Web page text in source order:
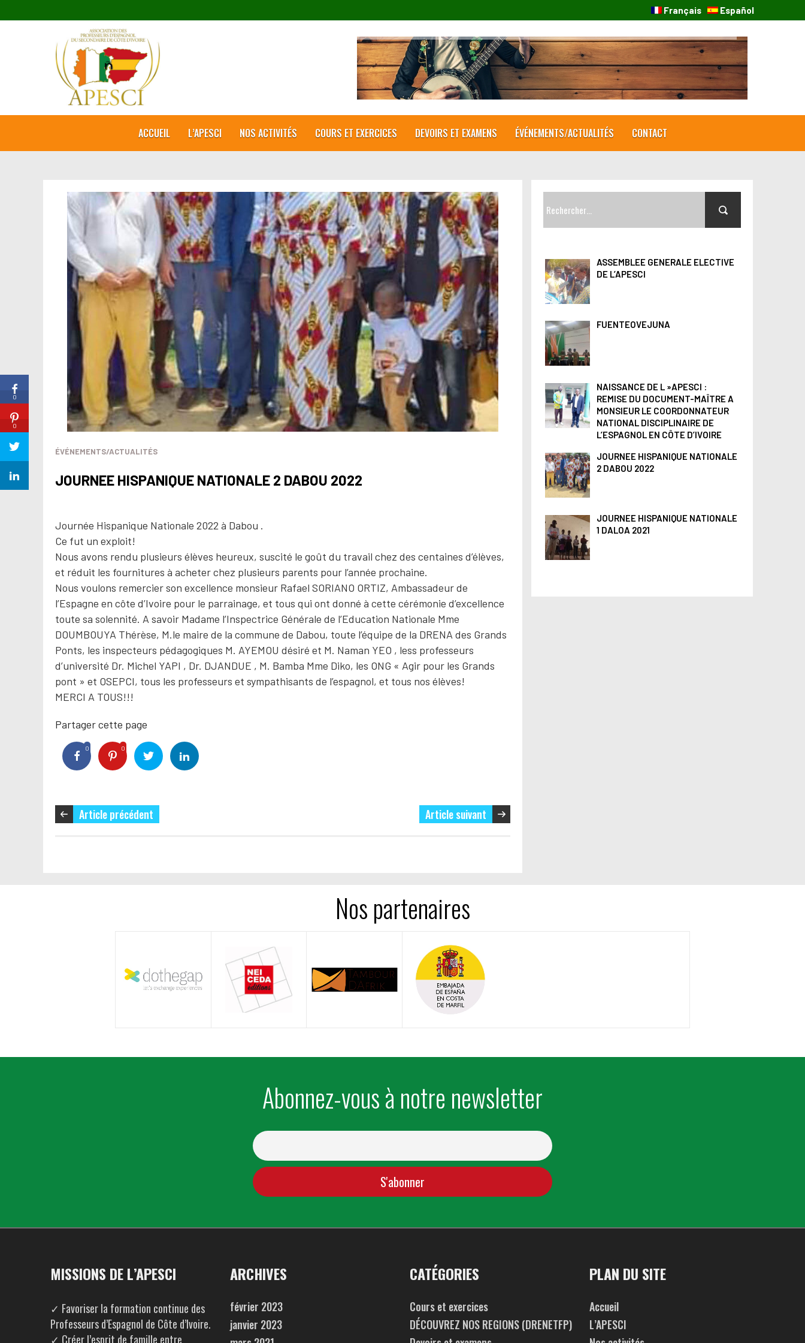
0
0
Français Español
ACCUEIL L’APESCI NOS ACTIVITÉS COURS ET EXERCICES DEVOIRS ET EXAMENS ÉVÉNEMENTS/ACTUALITÉS CONTACT
ÉVÉNEMENTS/ACTUALITÉS
JOURNEE HISPANIQUE NATIONALE 2 DABOU 2022
Journée Hispanique Nationale 2022 à Dabou .
Ce fut un exploit!
Nous avons rendu plusieurs élèves heureux, suscité le goût du travail chez des centaines d’élèves,
et réduit les fournitures à acheter chez plusieurs parents pour l’année prochaine.
Nous voulons remercier son excellence monsieur Rafael SORIANO ORTIZ, Ambassadeur de
l’Espagne en côte d’Ivoire pour le parrainage, et tous qui ont donné à cette cérémonie d’excellence
toute sa solennité. A savoir Madame l’Inspectrice Générale de l’Education Nationale Mme
DOUMBOUYA Thérèse, M.le maire de la commune de Dabou, toute l’équipe de la DRENA des Grands
Ponts, les inspecteurs pédagogiques M. AYEMOU désiré et M. Naman YEO , less professeurs
d’université Dr. Michel YAPI , Dr. DJANDUE , M. Bamba Mme Diko, les ONG « Agir pour les Grands
pont » et OSEPCI, tous les professeurs et sympathisants de l’espagnol, et tous nos élèves!
MERCI A TOUS!!!
Partager cette page
0 0
Article précédent Article suivant
e
r
h
e
r
ASSEMBLEE GENERALE ELECTIVE
DE L’APESCI
FUENTEOVEJUNA
NAISSANCE DE L »APESCI :
REMISE DU DOCUMENT-MAÎTRE A
MONSIEUR LE COORDONNATEUR
NATIONAL DISCIPLINAIRE DE
L’ESPAGNOL EN CÔTE D’IVOIRE
JOURNEE HISPANIQUE NATIONALE
2 DABOU 2022
JOURNEE HISPANIQUE NATIONALE
1 DALOA 2021
Nos partenaires
Abonnez-vous à notre newsletter
MISSIONS DE L’APESCI
✓ Favoriser la formation continue des
Professeurs d’Espagnol de Côte d’Ivoire.
✓ Créer l’esprit de famille entre
ARCHIVES
février 2023
janvier 2023
CATÉGORIES
Cours et exercices
DÉCOUVREZ NOS REGIONS (DRENETFP)
PLAN DU SITE
Accueil
L’APESCI